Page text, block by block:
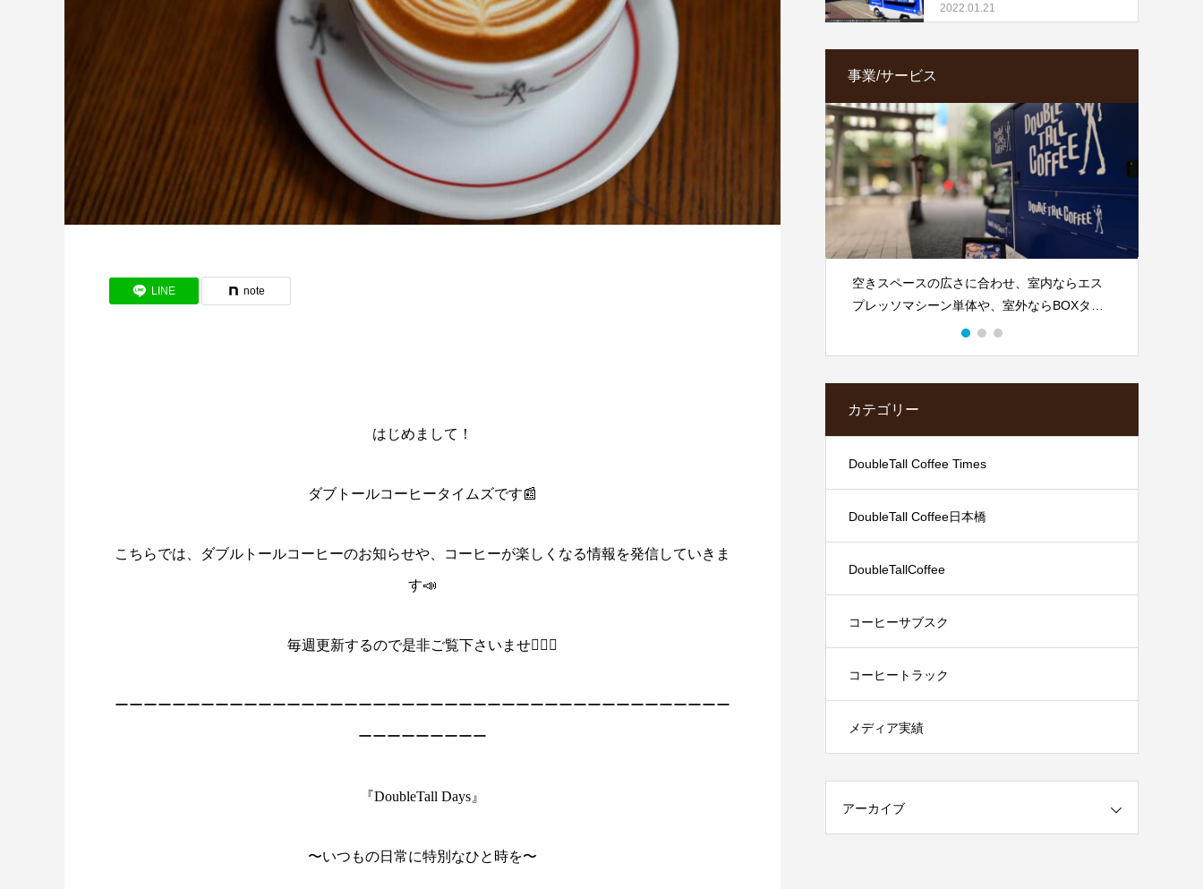
LINE note
はじめまして！
ダブトールコーヒータイムズです📰
こちらでは、ダブルトールコーヒーのお知らせや、コーヒーが楽しくなる情報を発信していきま
す📣
毎週更新するので是非ご覧下さいませ💁🏻‍♂️
ーーーーーーーーーーーーーーーーーーーーーーーーーーーーーーーーーーーーーーーーーーー
ーーーーーーーーー
『DoubleTall Days』
〜いつもの日常に特別なひと時を〜
2022.01.21
事業/サービス
空きスペースの広さに合わせ、室内ならエス
プレッソマシーン単体や、室外ならBOXタイ
プやキッチンカータイプなど幅広くご用意し
カテゴリー
DoubleTall Coffee Times
DoubleTall Coffee日本橋
DoubleTallCoffee
コーヒーサブスク
コーヒートラック
メディア実績
アーカイブ